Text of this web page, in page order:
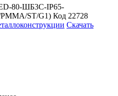
80-ШБ3С-IP65-
ST/G1) Код 22728
Скачать